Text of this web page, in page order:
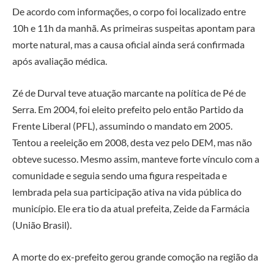
De acordo com informações, o corpo foi localizado entre
10h e 11h da manhã. As primeiras suspeitas apontam para
morte natural, mas a causa oficial ainda será confirmada
após avaliação médica.
Zé de Durval teve atuação marcante na política de Pé de
Serra. Em 2004, foi eleito prefeito pelo então Partido da
Frente Liberal (PFL), assumindo o mandato em 2005.
Tentou a reeleição em 2008, desta vez pelo DEM, mas não
obteve sucesso. Mesmo assim, manteve forte vínculo com a
comunidade e seguia sendo uma figura respeitada e
lembrada pela sua participação ativa na vida pública do
município. Ele era tio da atual prefeita, Zeide da Farmácia
(União Brasil).
A morte do ex-prefeito gerou grande comoção na região da